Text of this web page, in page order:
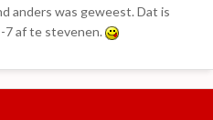
anders was geweest. Dat is
7 af te stevenen.